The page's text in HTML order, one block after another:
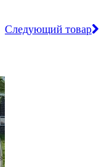
Следующий товар